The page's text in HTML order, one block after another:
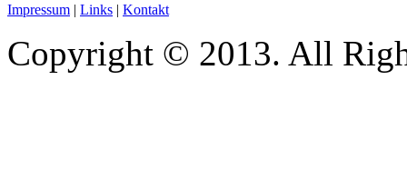
Impressum | Links | Kontakt
Copyright © 2013. All